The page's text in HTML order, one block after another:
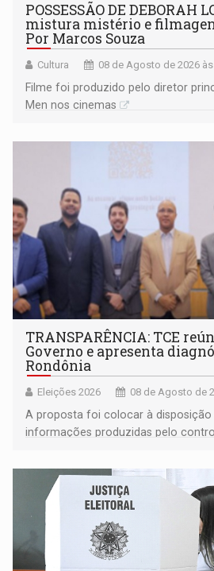
POSSESSÃO DE DEBORAH
mistura mistério e
Por Marcos Souza
Cultura 08 de Agosto de 2026
Filme foi produzido pelo diretor
Men nos cinemas
TRANSPARÊNCIA: TCE
Governo e apresenta
Rondônia
Eleições 2026 08 de Agosto de
A proposta foi colocar à disposição
informações produzidas pelo